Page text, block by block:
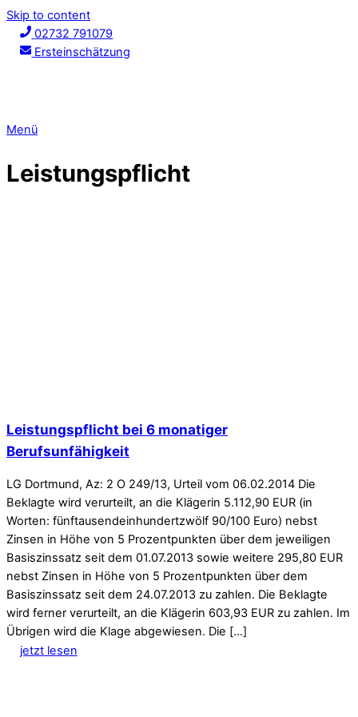
Skip to content
02732 791079
Ersteinschätzung
Menü
Leistungspflicht
Leistungspflicht bei 6 monatiger
Berufsunfähigkeit
LG Dortmund, Az: 2 O 249/13, Urteil vom 06.02.2014 Die
Beklagte wird verurteilt, an die Klägerin 5.112,90 EUR (in
Worten: fünftausendeinhundertzwölf 90/100 Euro) nebst
Zinsen in Höhe von 5 Prozentpunkten über dem jeweiligen
Basiszinssatz seit dem 01.07.2013 sowie weitere 295,80 EUR
nebst Zinsen in Höhe von 5 Prozentpunkten über dem
Basiszinssatz seit dem 24.07.2013 zu zahlen. Die Beklagte
wird ferner verurteilt, an die Klägerin 603,93 EUR zu zahlen. Im
Übrigen wird die Klage abgewiesen. Die […]
jetzt lesen